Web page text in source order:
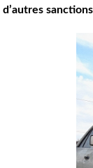
d’autres